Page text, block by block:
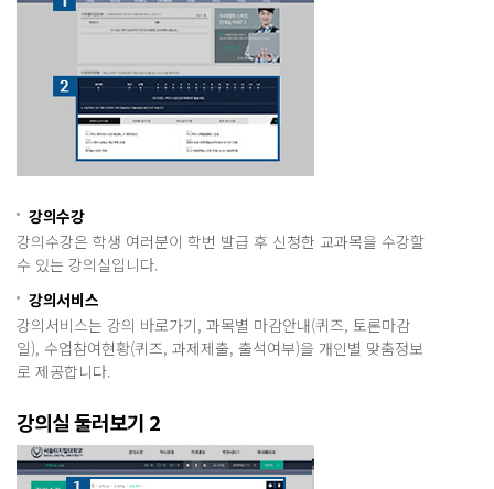
강의수강
강의수강은 학생 여러분이 학번 발급 후 신청한 교과목을 수강할
수 있는 강의실입니다.
강의서비스
강의서비스는 강의 바로가기, 과목별 마감안내(퀴즈, 토론마감
일), 수업참여현황(퀴즈, 과제제출, 출석여부)을 개인별 맞춤정보
로 제공합니다.
강의실 둘러보기 2